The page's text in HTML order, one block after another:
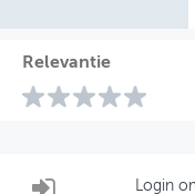
Relevantie
Login